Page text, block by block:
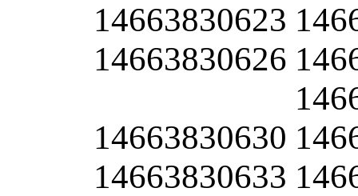
14663830623
14663830626
14663830630
14663830633